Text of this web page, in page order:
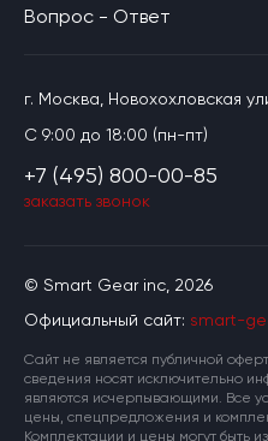
© Smart Gear inc, 2026
Официальный сайт: smart-
Cайт не является публичной
сведения носят исключительно
являются исчерпывающими. Все
цены, спецпредложения и
Комплектации и цены могут быть
Вопрос - Ответ
г. Москва, Новохохловская
C 9:00 до 18:00 (пн-пт)
+7 (495) 800-00-85
заказать звонок